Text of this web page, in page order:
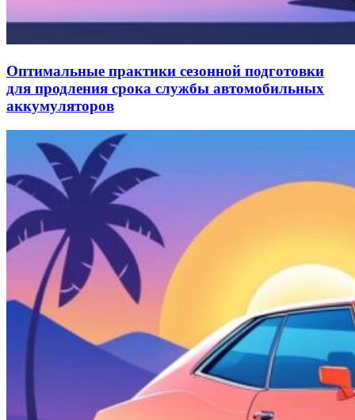
Оптимальные практики сезонной подготовки
для продления срока службы автомобильных
аккумуляторов